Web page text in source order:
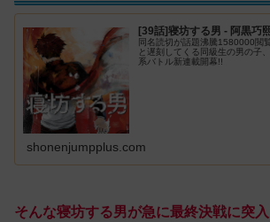
[39話]寝坊する男 - 阿黒巧
同名読切が話題沸騰1580000閲
と遅刻してくる同級生の男の
系バトル新連載開幕!!
shonenjumpplus.com
そんな寝坊する男が急に最終決戦に突入